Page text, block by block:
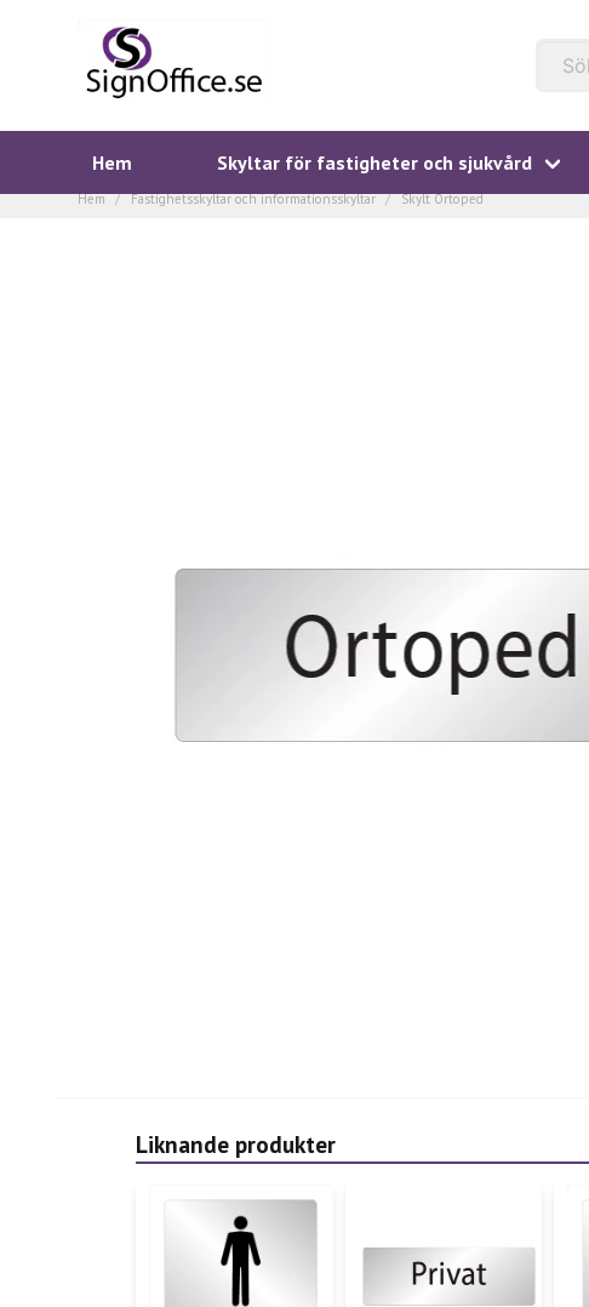
Hem Skyltar för fastigheter och sjukvård
Hem Fastighetsskyltar och informationsskyltar Skylt Ortoped
Liknande produkter